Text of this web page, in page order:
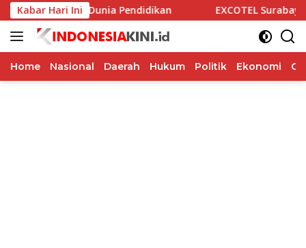
Langsung
ke
konten
Kabar Hari Ini
dan Dunia Pendidikan EXCOTEL Surabaya
Home Nasional Daerah Hukum Politik Ekonomi